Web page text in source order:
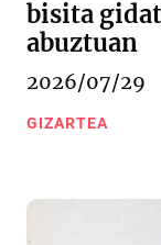
bisita
abuztuan
2026/07/29
GIZARTEA